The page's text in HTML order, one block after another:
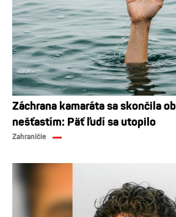
Záchrana kamaráta sa skončila
nešťastím: Päť ľudí sa utopilo
Zahraničie